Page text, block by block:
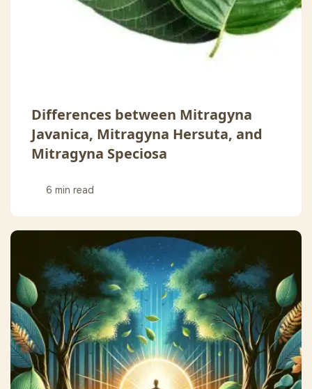
Differences between Mitragyna
Javanica, Mitragyna Hersuta, and
Mitragyna Speciosa
6 min read